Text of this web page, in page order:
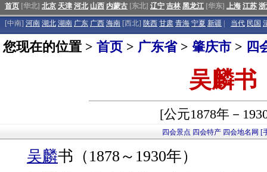
首页 [华北] 北京 天津 河北 山西 内蒙古 [东北] 辽宁 吉林 黑龙江 [华东] 上海 江苏
[中南] 河南 湖北 湖南 广东 广西 海南 [西北] 陕西 甘肃 青海 宁夏 新疆 当代 民国
您现在的位置 > 首页 > 广东省> 肇庆市 > 四
吴麟书
[公元1878年－
四会景点 四会特产 四会地名网 [
吴麟书（1878～1930年）